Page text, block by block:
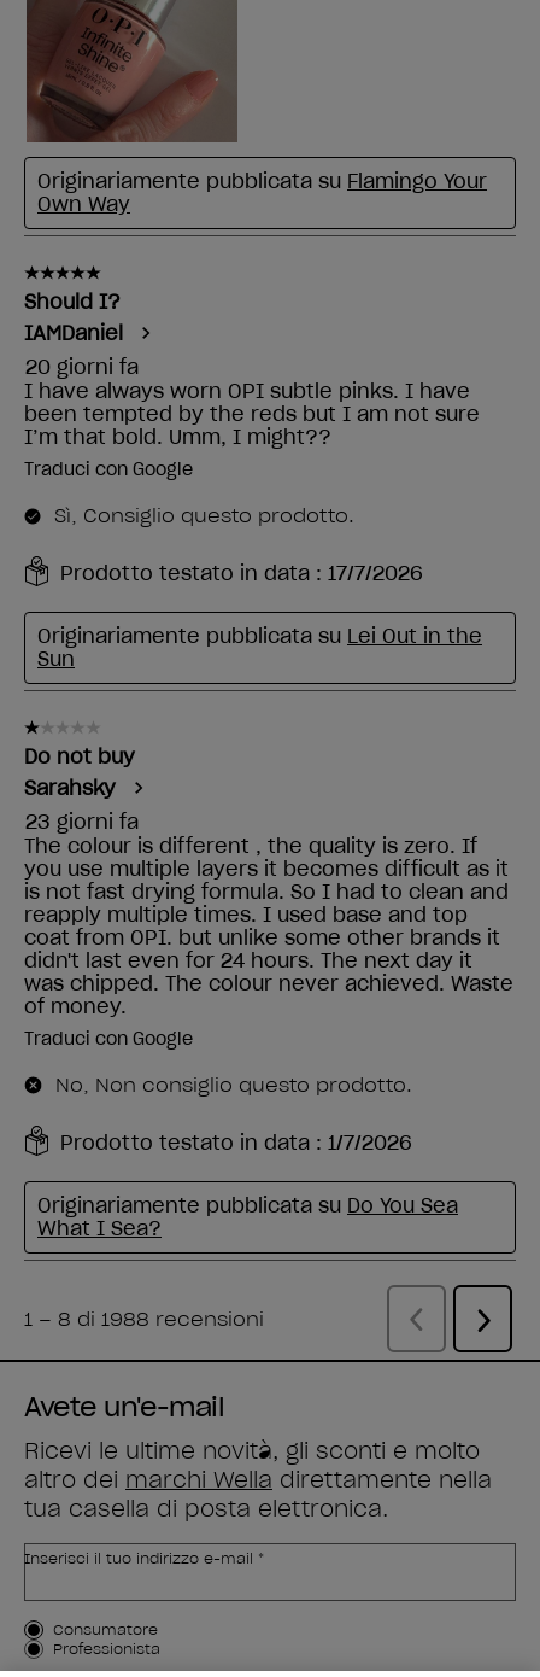
Avete un'e-mail
Ricevi le ultime novità, gli sconti e molto
altro dei marchi Wella direttamente nella
tua casella di posta elettronica.
Inserisci il tuo indirizzo e-mail *
Tipo di cliente
Consumatore
Professionista